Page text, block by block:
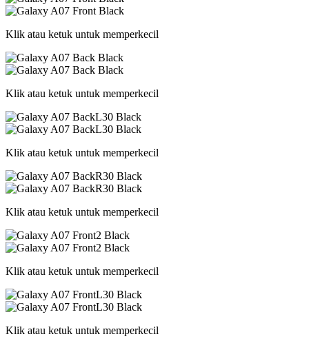
Klik atau ketuk untuk memperkecil
Klik atau ketuk untuk memperkecil
Klik atau ketuk untuk memperkecil
Klik atau ketuk untuk memperkecil
Klik atau ketuk untuk memperkecil
Klik atau ketuk untuk memperkecil